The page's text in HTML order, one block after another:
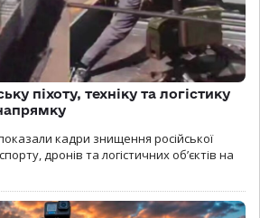
піхоту, техніку та логістику
кадри знищення російської
дронів та логістичних об’єктів на